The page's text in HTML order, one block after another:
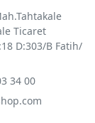
Ticaret
D:303/B Fatih/
34 00